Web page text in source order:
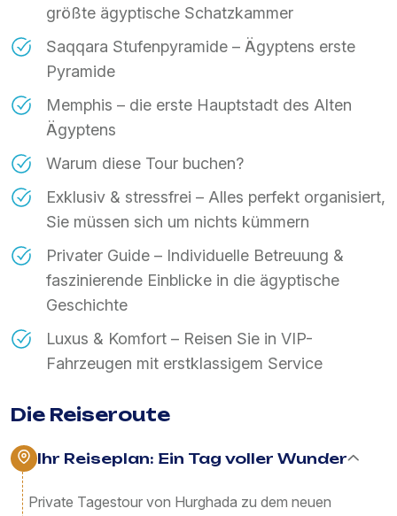
größte ägyptische Schatzkammer
Saqqara Stufenpyramide – Ägyptens erste
Pyramide
Memphis – die erste Hauptstadt des Alten
Ägyptens
Warum diese Tour buchen?
Exklusiv & stressfrei – Alles perfekt organisiert,
Sie müssen sich um nichts kümmern
Privater Guide – Individuelle Betreuung &
faszinierende Einblicke in die ägyptische
Geschichte
Luxus & Komfort – Reisen Sie in VIP-
Fahrzeugen mit erstklassigem Service
Die Reiseroute
Ihr Reiseplan: Ein Tag voller Wunder
Private Tagestour von Hurghada zu dem neuen